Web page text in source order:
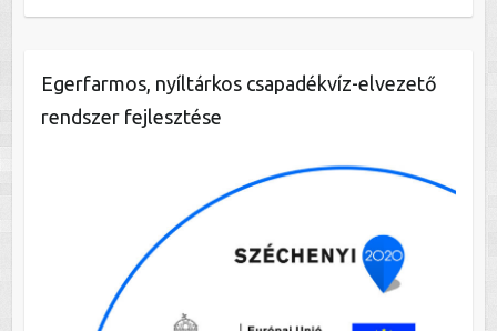
Egerfarmos, nyíltárkos csapadékvíz-elvezető
rendszer fejlesztése